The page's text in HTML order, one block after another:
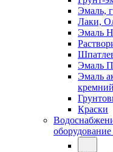
Эмаль,
Лаки,
Эмаль
Эмаль
Эмаль
Краски
оборудование